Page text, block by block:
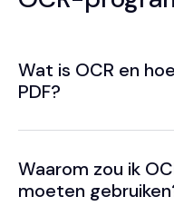
Wat is OCR en
PDF?
Waarom zou ik
moeten